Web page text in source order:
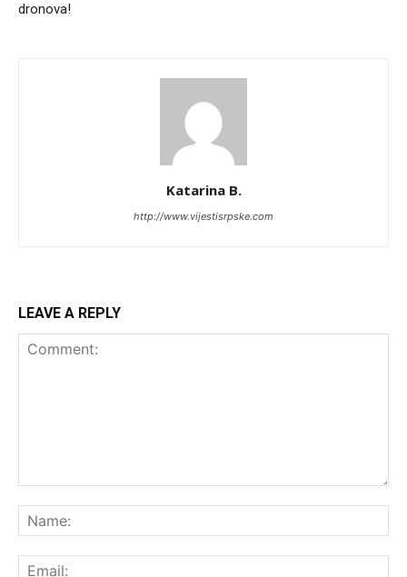
dronova!
Katarina B.
http://www.vijestisrpske.com
LEAVE A REPLY